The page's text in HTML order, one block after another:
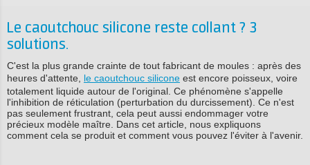
Le caoutchouc silicone reste collant ? 3
solutions.
C'est la plus grande crainte de tout fabricant de moules : après des
heures d'attente, le caoutchouc silicone est encore poisseux, voire
totalement liquide autour de l'original. Ce phénomène s'appelle
l'inhibition de réticulation (perturbation du durcissement). Ce n'est
pas seulement frustrant, cela peut aussi endommager votre
précieux modèle maître. Dans cet article, nous expliquons
comment cela se produit et comment vous pouvez l'éviter à l'avenir.